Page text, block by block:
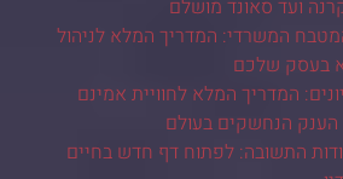
ועד סאונד מושלם
המשרדי: המדריך המלא לניהול
בעסק שלכם
המדריך המלא לחוויית אמינם
הענק הנחשקים בעולם
התשובה: לפתוח דף חדש בחיים